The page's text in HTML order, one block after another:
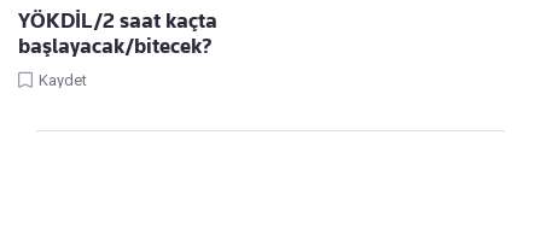
YÖKDİL/2 saat kaçta
başlayacak/bitecek?
Kaydet